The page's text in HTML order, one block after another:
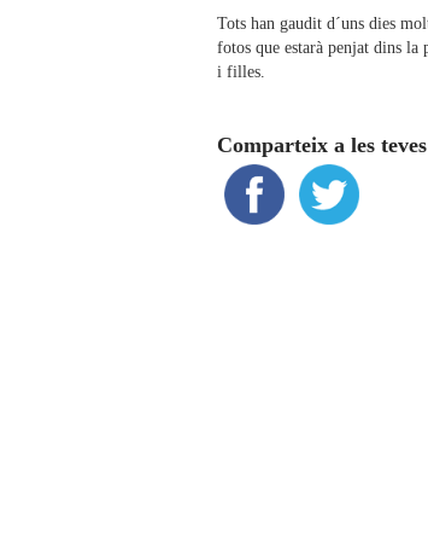
Tots han gaudit d´uns dies
fotos que estarà penjat dins
i filles.
Comparteix a les